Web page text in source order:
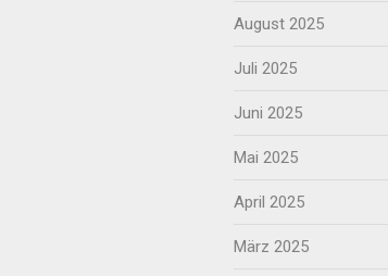
August 2025
Juli 2025
Juni 2025
Mai 2025
April 2025
März 2025